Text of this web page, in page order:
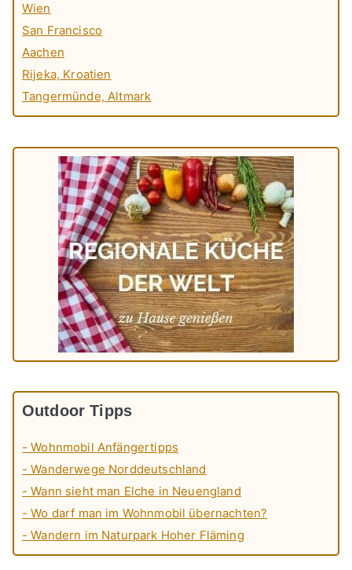
Wien
San Francisco
Aachen
Rijeka, Kroatien
Tangermünde, Altmark
Outdoor Tipps
- Wohnmobil Anfängertipps
- Wanderwege Norddeutschland
- Wann sieht man Elche in Neuengland
- Wo darf man im Wohnmobil übernachten?
- Wandern im Naturpark Hoher Fläming